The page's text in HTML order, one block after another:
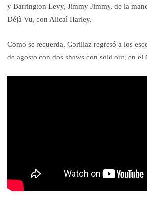
y Barrington Levy, Jimmy Jimmy, de la
Déjà Vu, con Alicaì Harley.
Como se recuerda, Gorillaz regresó a los
de agosto con dos shows con sold out, en el